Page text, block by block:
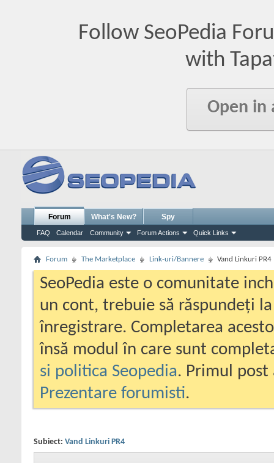
Follow SeoPedia
with
Open in
Forum
FAQ Calendar Community Forum Actions Quick Links
What's New? Spy
Forum The Marketplace Link-uri/Bannere Vand Linkuri PR4
SeoPedia este o comunitate
un cont, trebuie să răspundeți
înregistrare. Completarea
însă modul în care sunt
si politica Seopedia. Primul
Prezentare forumisti.
Subiect: Vand Linkuri PR4